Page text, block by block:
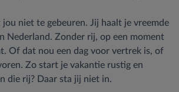
niet te gebeuren. Jij haalt je vreemde
Nederland. Zonder rij, op een moment
Of dat nou een dag voor vertrek is, of
Zo start je vakantie rustig en
die rij? Daar sta jij niet in.